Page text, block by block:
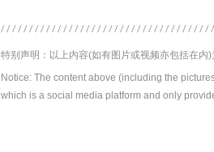
特别声明：以上内容(如有图片或视频亦包括在内
Notice: The content above (including the
which is a social media platform and only